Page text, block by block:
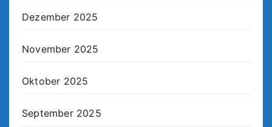
Dezember 2025
November 2025
Oktober 2025
September 2025